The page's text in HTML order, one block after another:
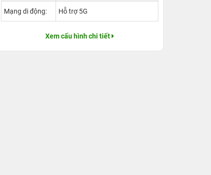
Mạng di động: Hỗ trợ 5G
Xem cấu hình chi tiết